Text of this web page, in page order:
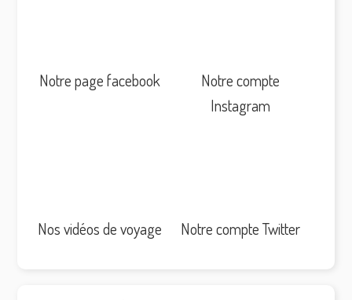
Notre page facebook
Notre compte
Instagram
Nos vidéos de voyage Notre compte Twitter